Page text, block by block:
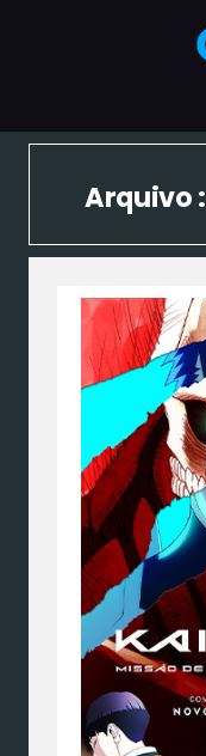
Arquivo :